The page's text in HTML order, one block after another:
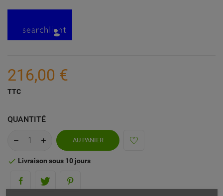
216,00 €
TTC
QUANTITÉ
AU PANIER
 Livraison sous 10 jours